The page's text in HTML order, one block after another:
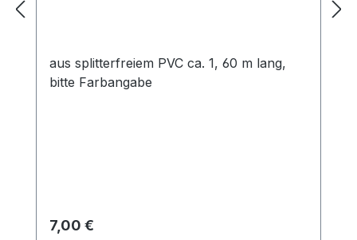
aus splitterfreiem PVC ca. 1, 60 m lang,
bitte Farbangabe
Regulärer Preis:
7,00 €